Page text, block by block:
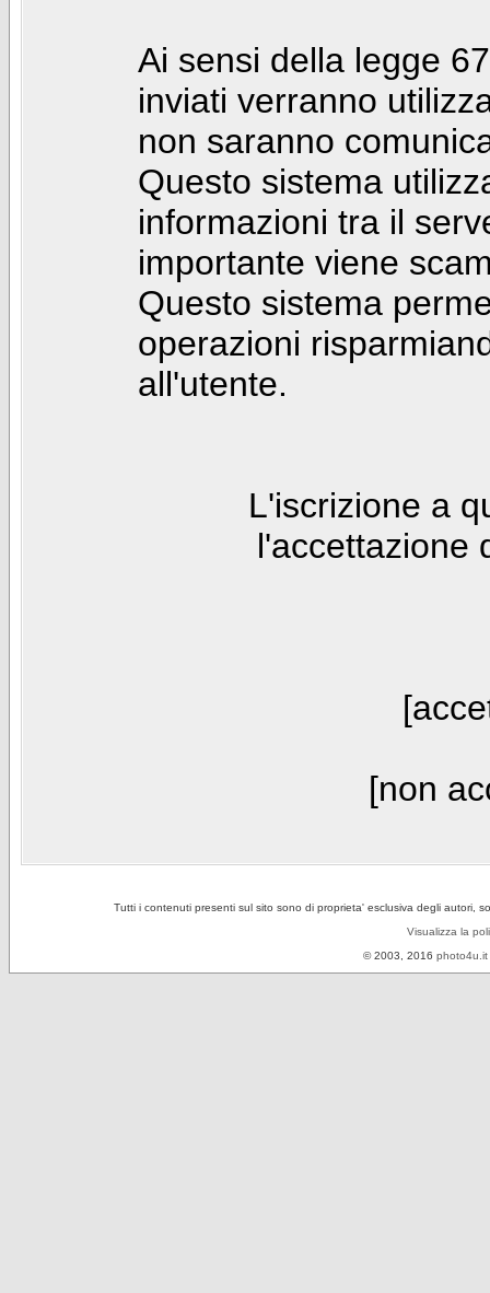
Ai sensi della legge
inviati verranno
non saranno
Questo sistema
informazioni tra il
importante viene
Questo sistema
operazioni
all'utente.
L'iscrizione a
l'accettazione
[non
Tutti i contenuti presenti sul sito sono di proprieta' esclusiva degli autori,
Visualizza la
© 2003, 2016 photo4u.it